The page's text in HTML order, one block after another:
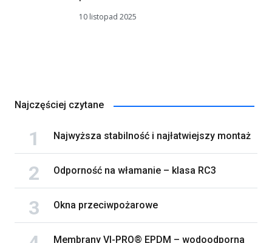
10 listopad 2025
Najczęściej czytane
Najwyższa stabilność i najłatwiejszy montaż
Odporność na włamanie – klasa RC3
Okna przeciwpożarowe
Membrany VI-PRO® EPDM – wodoodporna